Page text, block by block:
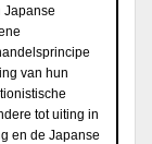
Japanse
van hun
tot uiting in
en de Japanse